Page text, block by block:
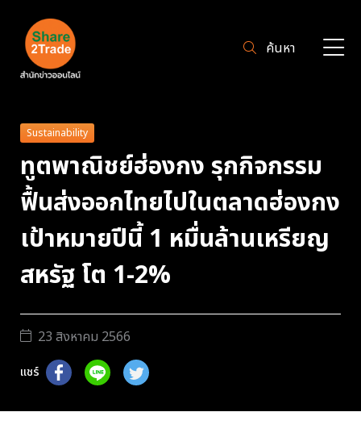
ค้นหา
Sustainability
ทูตพาณิชย์ฮ่องกง รุกกิจกรรม
ฟื้นส่งออกไทยไปในตลาดฮ่องกง
เป้าหมายปีนี้ 1 หมื่นล้านเหรียญ
สหรัฐ โต 1-2%
23 สิงหาคม 2566
แชร์